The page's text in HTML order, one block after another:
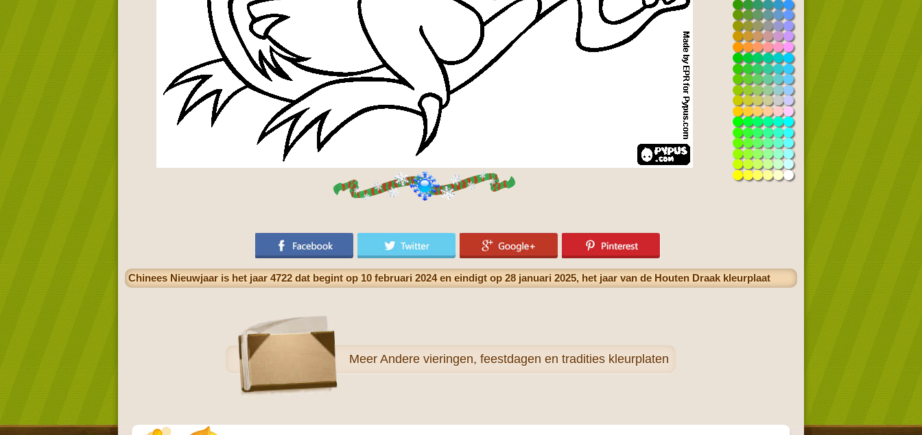
Chinees Nieuwjaar is het jaar 4722 dat begint op 10 februari 2024 en eindigt op 28 januari 2025, het jaar van de Houten Draak kleurplaat
Meer Andere vieringen, feestdagen en tradities kleurplaten